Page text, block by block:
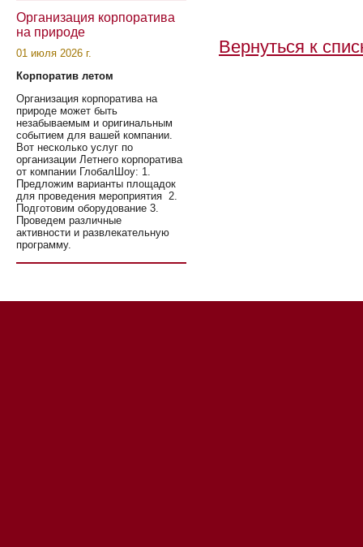
Вернуться к
Организация корпоратива
на природе
01 июля 2026 г.
Корпоратив летом
Организация корпоратива на
природе может быть
незабываемым и оригинальным
событием для вашей компании.
Вот несколько услуг по
организации Летнего корпоратива
от компании ГлобалШоу: 1.
Предложим варианты площадок
для проведения мероприятия 2.
Подготовим оборудование 3.
Проведем различные
активности и развлекательную
программу.